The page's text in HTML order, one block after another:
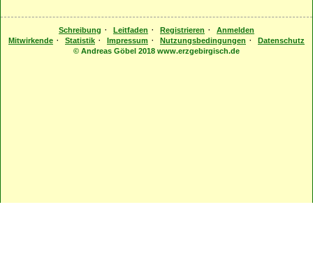
Schreibung · Leitfaden · Registrieren ·
Anmelden
Mitwirkende · Statistik · Impressum · Nutzungsbedingungen ·
Datenschutz
© Andreas Göbel 2018 www.erzgebirgisch.de